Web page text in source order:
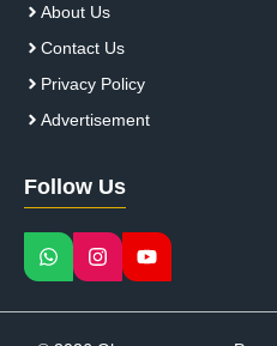
About Us
Contact Us
Privacy Policy
Advertisement
Follow Us